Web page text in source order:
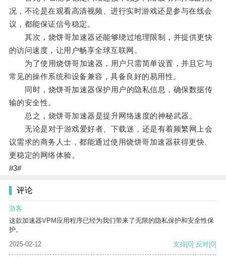
况，不论是在观看高清视频、进行实时游戏还是参与在线会
议，都能保证信号稳定。
其次，烧饼哥加速器还能够绕过地理限制，并提供更快
的访问速度，让用户畅享全球互联网。
为了使用烧饼哥加速器，用户只需简单设置，并且它与
常见的操作系统和设备兼容，具备良好的易用性。
同时，烧饼哥加速器保护用户的隐私信息，确保数据传
输的安全性。
总之，烧饼哥加速器是提升网络速度的神秘武器。
无论是对于游戏爱好者、下载迷，还是有着频繁网上会
议需求的商务人士，都能通过使用烧饼哥加速器获得更快、
更稳定的网络体验。
#3#
评论
游客
这款加速器VPM应用程序已经为我们带来了无限的隐私保护和安全性保
护。
2025-02-12
支持[0] 反对[0]